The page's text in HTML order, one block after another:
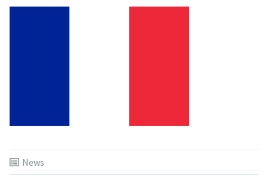
News